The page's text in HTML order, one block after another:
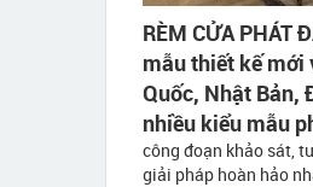
RÈM CỬA PHÁT
mẫu thiết kế mới
Quốc, Nhật Bản,
nhiều kiểu mẫu
công đoạn khảo sát,
giải pháp hoàn hảo